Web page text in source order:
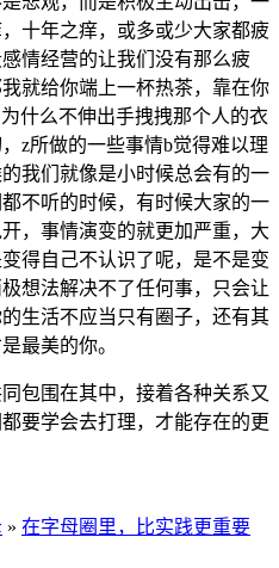
十年之痒，或多或少大家都疲
情经营的让我们没有那么疲
就给你端上一杯热茶，靠在你
什么不伸出手拽拽那个人的衣
z所做的一些事情b觉得难以理
我们就像是小时候总会有的一
不听的时候，有时候大家的一
，事情演变的就更加严重，大
得自己不认识了呢，是不是变
想法解决不了任何事，只会让
生活不应当只有圈子，还有其
最美的你。
包围在其中，接着各种关系又
要学会去打理，才能存在的更
» 在字母圈里，比实践更重要